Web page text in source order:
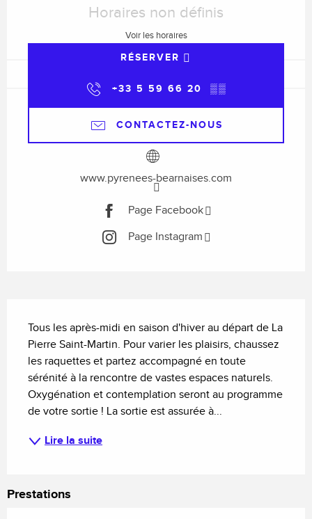
Horaires non définis
Voir les horaires
RÉSERVER
+33 5 59 66 20 ▒▒
CONTACTEZ-NOUS
www.pyrenees-bearnaises.com
Page Facebook
Page Instagram
Tous les après-midi en saison d'hiver au départ de La
Pierre Saint-Martin. Pour varier les plaisirs, chaussez
les raquettes et partez accompagné en toute
sérénité à la rencontre de vastes espaces naturels.
Oxygénation et contemplation seront au programme
de votre sortie ! La sortie est assurée à...
Lire la suite
Prestations